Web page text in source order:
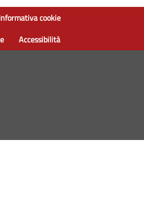
cookie
Accessibilità